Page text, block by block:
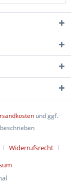
und ggf.
Widerrufsrecht